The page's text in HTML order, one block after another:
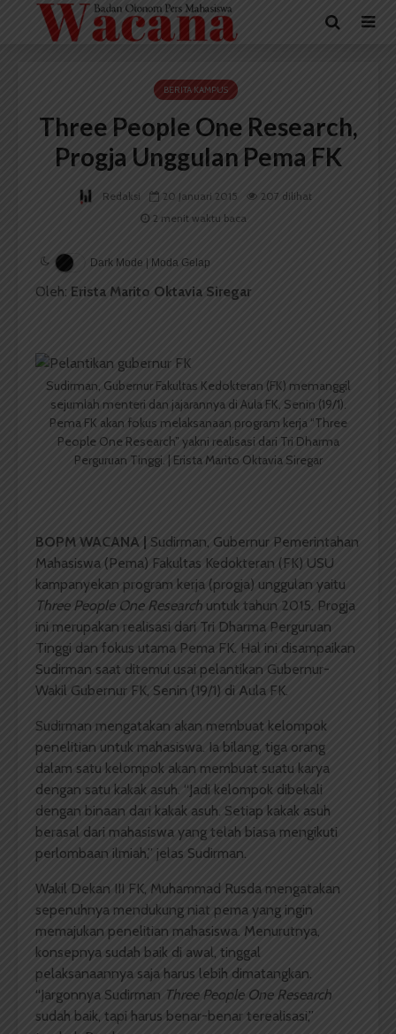
BERITA KAMPUS
Three People One Research,
Progja Unggulan Pema FK
Redaksi 20 Januari 2015
207 dilihat
2 menit waktu baca
Dark Mode | Moda Gelap
Oleh: Erista Marito Oktavia Siregar
Sudirman, Gubernur Fakultas Kedokteran (FK) memanggil
sejumlah menteri dan jajarannya di Aula FK, Senin (19/1).
Pema FK akan fokus melaksanaan program kerja “Three
People One Research” yakni realisasi dari Tri Dharma
Perguruan Tinggi. | Erista Marito Oktavia Siregar
BOPM WACANA | Sudirman, Gubernur Pemerintahan
Mahasiswa (Pema) Fakultas Kedokteran (FK) USU
kampanyekan program kerja (progja) unggulan yaitu
Three People One Research untuk tahun 2015. Progja
ini merupakan realisasi dari Tri Dharma Perguruan
Tinggi dan fokus utama Pema FK. Hal ini disampaikan
Sudirman saat ditemui usai pelantikan Gubernur-
Wakil Gubernur FK, Senin (19/1) di Aula FK.
Sudirman mengatakan akan membuat kelompok
penelitian untuk mahasiswa. Ia bilang, tiga orang
dalam satu kelompok akan membuat suatu karya
dengan satu kakak asuh. “Jadi kelompok dibekali
dengan binaan dari kakak asuh. Setiap kakak asuh
berasal dari mahasiswa yang telah biasa mengikuti
perlombaan ilmiah,” jelas Sudirman.
Wakil Dekan III FK, Muhammad Rusda mengatakan
sepenuhnya mendukung niat pema yang ingin
memajukan penelitian mahasiswa. Menurutnya,
konsepnya sudah baik di awal, tinggal
pelaksanaannya saja harus lebih dimatangkan.
“Jargonnya Sudirman Three People One Research
sudah baik, tapi harus benar-benar terealisasi,”